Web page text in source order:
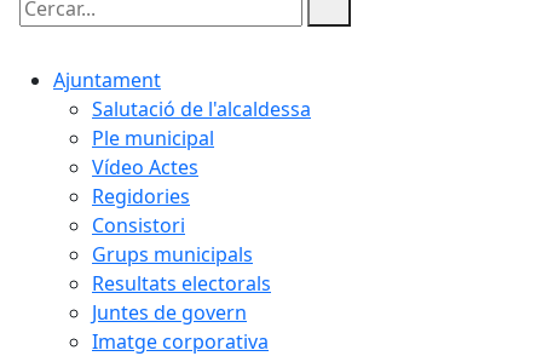
Cercar:
Ajuntament
Salutació de l'alcaldessa
Ple municipal
Vídeo Actes
Regidories
Consistori
Grups municipals
Resultats electorals
Juntes de govern
Imatge corporativa